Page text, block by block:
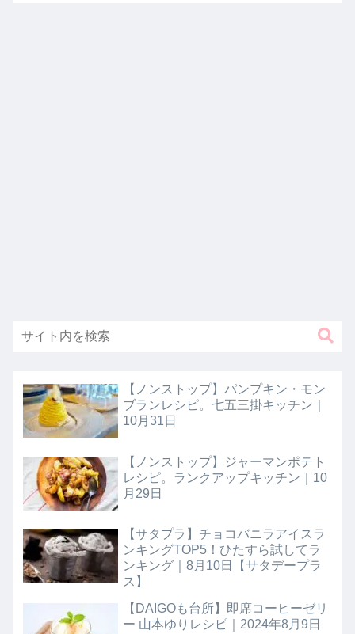
【ノンストップ】パンプキン・モン
ブランレシピ。七五三掛キッチン｜
10月31日
【ノンストップ】ジャーマンポテト
レシピ。ランクアップキッチン｜10
月29日
【サタプラ】チョコバニラアイスラ
ンキングTOP5！ひたすら試してラ
ンキング｜8月10日【サタデープラ
ス】
【DAIGOも台所】即席コーヒーゼリ
ー 山本ゆりレシピ｜2024年8月9日